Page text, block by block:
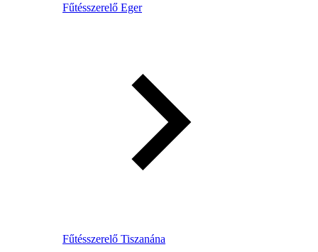
Fűtésszerelő Eger
Fűtésszerelő Tiszanána